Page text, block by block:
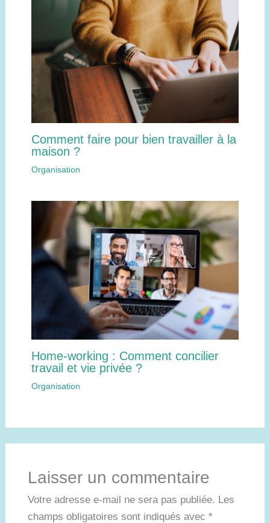
Comment faire pour bien travailler à la
maison ?
Organisation
Home-working : Comment concilier
travail et vie privée ?
Organisation
Laisser un commentaire
Votre adresse e-mail ne sera pas publiée. Les
champs obligatoires sont indiqués avec *